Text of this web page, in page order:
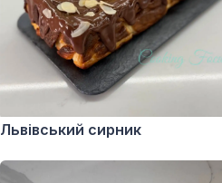
Львівський сирник